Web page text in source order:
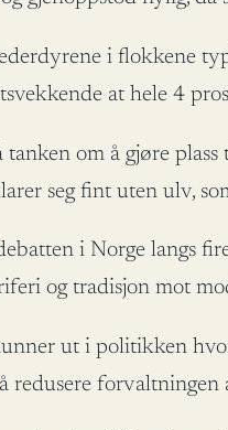
i flokkene
at hele 4
tanken om å gjøre
seg fint uten ulv,
i Norge langs
og tradisjon mot
ut i politikken
redusere